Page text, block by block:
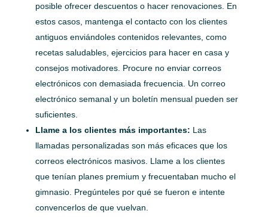
posible ofrecer descuentos o hacer renovaciones. En
estos casos, mantenga el contacto con los clientes
antiguos enviándoles contenidos relevantes, como
recetas saludables, ejercicios para hacer en casa y
consejos motivadores. Procure no enviar correos
electrónicos con demasiada frecuencia. Un correo
electrónico semanal y un boletín mensual pueden ser
suficientes.
Llame a los clientes más importantes: Las
llamadas personalizadas son más eficaces que los
correos electrónicos masivos. Llame a los clientes
que tenían planes premium y frecuentaban mucho el
gimnasio. Pregúnteles por qué se fueron e intente
convencerlos de que vuelvan.